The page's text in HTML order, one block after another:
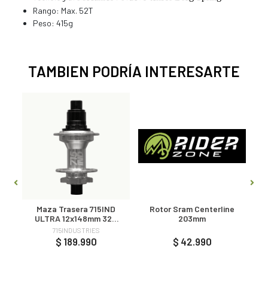
Rango: Max. 52T
Peso: 415g
TAMBIEN PODRÍA INTERESARTE
Maza Trasera 715IND
ULTRA 12x148mm 32H
PLATA
715INDUSTRIES
$ 189.990
Rotor Sram Centerline
203mm
$ 42.990